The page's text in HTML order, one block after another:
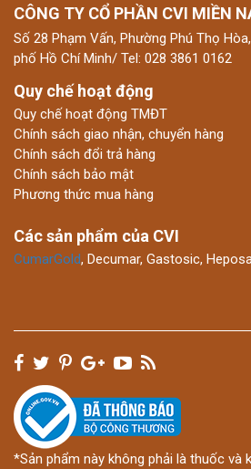
CÔNG TY CỔ PHẦN CVI MIỀN
Số 28 Phạm Vấn, Phường Phú Thọ
phố Hồ Chí Minh/ Tel: 028 3861 0162
Quy chế hoạt động
Quy chế hoạt động TMĐT
Chính sách giao nhận, chuyển hàng
Chính sách đổi trả hàng
Chính sách bảo mật
Phương thức mua hàng
Các sản phẩm của CVI
CumarGold, Decumar, Gastosic,
*Sản phẩm này không phải là thuốc và